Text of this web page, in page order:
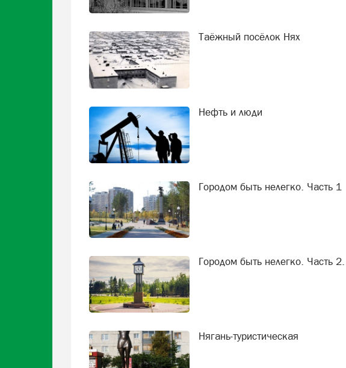
Таёжный посёлок Нях
Нефть и люди
Городом быть нелегко. Часть 1
Городом быть нелегко. Часть 2.
Нягань-туристическая